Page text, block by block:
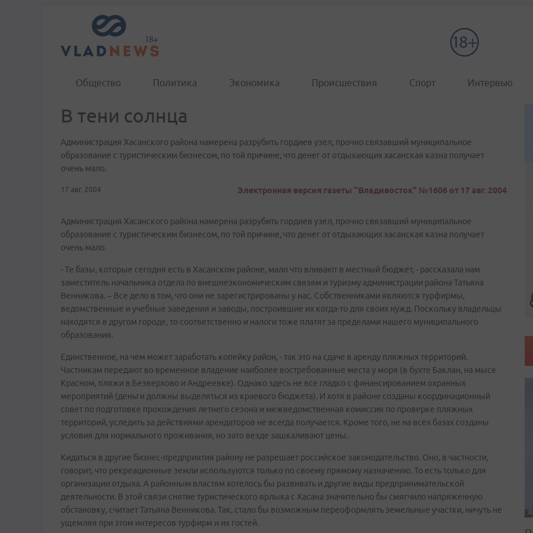
Общество Политика Экономика Происшествия Спорт Интервью
В тени солнца
Администрация Хасанского района намерена разрубить гордиев узел, прочно связавший муниципальное
образование с туристическим бизнесом, по той причине, что денег от отдыхающих хасанская казна получает
очень мало.
17 авг. 2004 Электронная версия газеты "Владивосток" №1606 от 17 авг. 2004
Администрация Хасанского района намерена разрубить гордиев узел, прочно связавший муниципальное
образование с туристическим бизнесом, по той причине, что денег от отдыхающих хасанская казна получает
очень мало.
- Те базы, которые сегодня есть в Хасанском районе, мало что вливают в местный бюджет, - рассказала нам
заместитель начальника отдела по внешнеэкономическим связям и туризму администрации района Татьяна
Венникова. – Все дело в том, что они не зарегистрированы у нас. Собственниками являются турфирмы,
ведомственные и учебные заведения и заводы, построившие их когда-то для своих нужд. Поскольку владельцы
находятся в другом городе, то соответственно и налоги тоже платят за пределами нашего муниципального
образования.
Единственное, на чем может заработать копейку район, - так это на сдаче в аренду пляжных территорий.
Частникам передают во временное владение наиболее востребованные места у моря (в бухте Баклан, на мысе
Красном, пляжи в Безверхово и Андреевке). Однако здесь не все гладко с финансированием охранных
мероприятий (деньги должны выделяться из краевого бюджета). И хотя в районе созданы координационный
совет по подготовке прохождения летнего сезона и межведомственная комиссия по проверке пляжных
территорий, уследить за действиями арендаторов не всегда получается. Кроме того, не на всех базах созданы
условия для нормального проживания, но зато везде зашкаливают цены.
Кидаться в другие бизнес-предприятия району не разрешает российское законодательство. Оно, в частности,
говорит, что рекреационные земли используются только по своему прямому назначению. То есть только для
организации отдыха. А районным властям хотелось бы развивать и другие виды предпринимательской
деятельности. В этой связи снятие туристического ярлыка с Хасана значительно бы смягчило напряженную
обстановку, считает Татьяна Венникова. Так, стало бы возможным переоформлять земельные участки, ничуть не
ущемляя при этом интересов турфирм и их гостей.